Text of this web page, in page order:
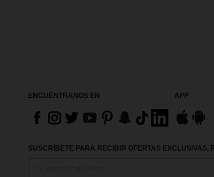
ENCUÉNTRANOS EN APP
SUSCRÍBETE PARA RECIBIR OFERTAS EXCLUSIVAS,